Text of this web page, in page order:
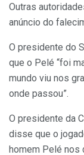
Outras
anúncio do
O presidente do
que o Pelé “foi
mundo viu nos
onde passou”.
O presidente da
disse que o
homem Pelé nos